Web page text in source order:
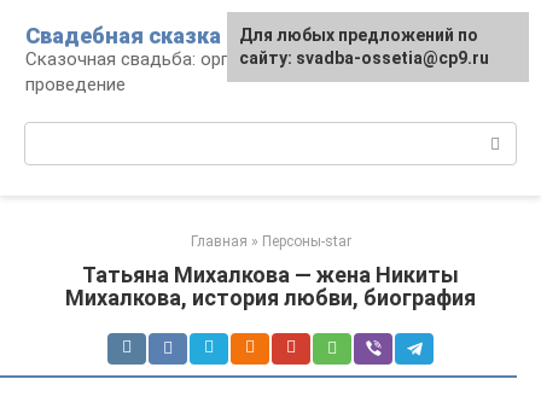
контенту
Свадебная сказка
Сказочная свадьба: организация и
проведение
Главная » Персоны-star
Татьяна Михалкова — жена Никиты
Михалкова, история любви, биография
Для любых предложений по
сайту: svadba-ossetia@cp9.ru